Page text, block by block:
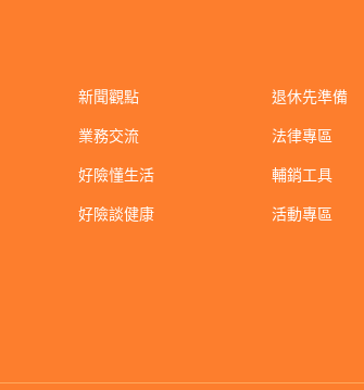
新聞觀點
業務交流
好險懂生活
好險談健康
退休先準備
法律專區
輔銷工具
活動專區